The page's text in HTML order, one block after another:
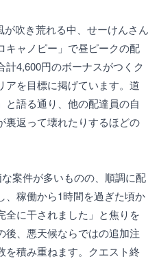
吹き荒れる中、せーけんさん
キャノピー」で昼ピークの配
4,600円のボーナスがつくク
アを目標に掲げています。道
語る通り、他の配達員の自
裏返って壊れたりするほどの
案件が多いものの、順調に配
、稼働から1時間を過ぎた頃か
全に干されました」と焦りを
後、悪天候ならではの追加注
を積み重ねます。クエスト終